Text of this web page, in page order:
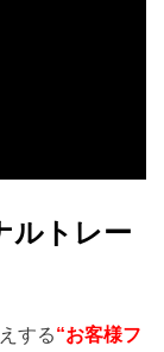
ルトレー
する“お客様フ